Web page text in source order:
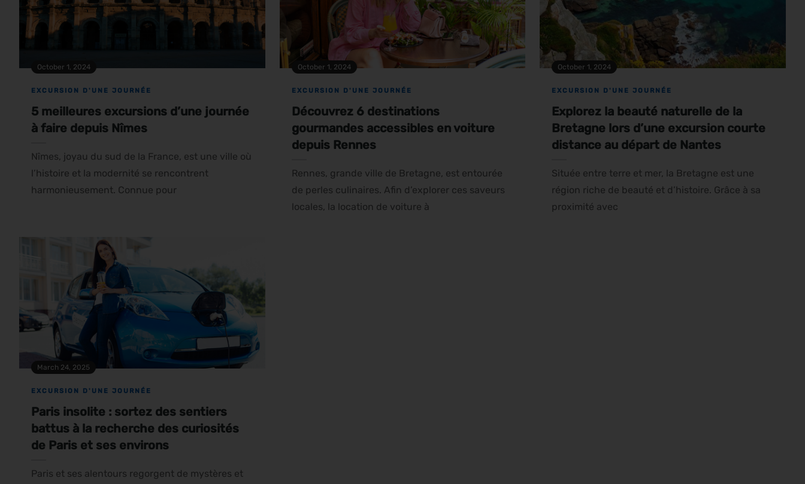
October 1, 2024
EXCURSION D'UNE JOURNÉE
5 meilleures excursions d’une journée
à faire depuis Nîmes
Nîmes, joyau du sud de la France, est une ville où
l’histoire et la modernité se rencontrent
harmonieusement. Connue pour
October 1, 2024
EXCURSION D'UNE JOURNÉE
Découvrez 6 destinations
gourmandes accessibles en voiture
depuis Rennes
Rennes, grande ville de Bretagne, est entourée
de perles culinaires. Afin d’explorer ces saveurs
locales, la location de voiture à
October 1, 2024
EXCURSION D'UNE JOURNÉE
Explorez la beauté naturelle de la
Bretagne lors d’une excursion courte
distance au départ de Nantes
Située entre terre et mer, la Bretagne est une
région riche de beauté et d’histoire. Grâce à sa
proximité avec
March 24, 2025
EXCURSION D'UNE JOURNÉE
Paris insolite : sortez des sentiers
battus à la recherche des curiosités
de Paris et ses environs
Paris et ses alentours regorgent de mystères et